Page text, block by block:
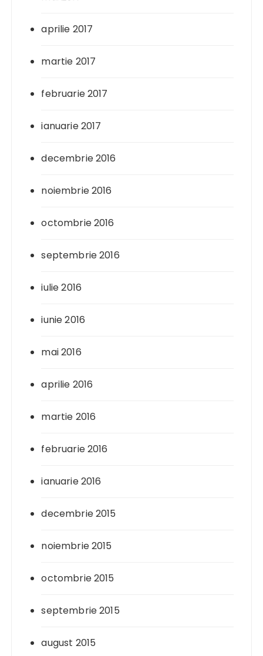
aprilie 2017
martie 2017
februarie 2017
ianuarie 2017
decembrie 2016
noiembrie 2016
octombrie 2016
septembrie 2016
iulie 2016
iunie 2016
mai 2016
aprilie 2016
martie 2016
februarie 2016
ianuarie 2016
decembrie 2015
noiembrie 2015
octombrie 2015
septembrie 2015
august 2015